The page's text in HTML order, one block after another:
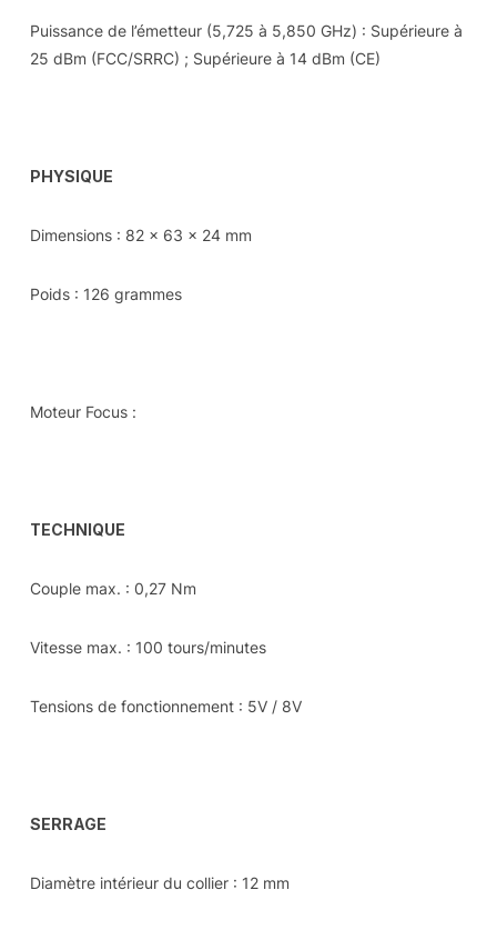
Puissance de l’émetteur (5,725 à 5,850 GHz) : Supérieure à
25 dBm (FCC/SRRC) ; Supérieure à 14 dBm (CE)
PHYSIQUE
Dimensions : 82 x 63 x 24 mm
Poids : 126 grammes
Moteur Focus :
TECHNIQUE
Couple max. : 0,27 Nm
Vitesse max. : 100 tours/minutes
Tensions de fonctionnement : 5V / 8V
SERRAGE
Diamètre intérieur du collier : 12 mm